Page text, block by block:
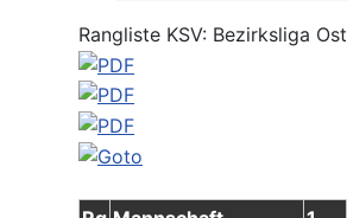
Rangliste KSV: Bezirksliga Ost